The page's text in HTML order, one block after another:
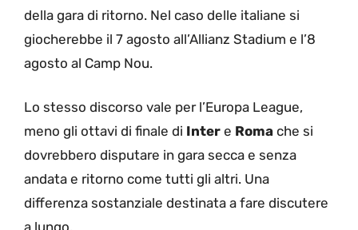
della gara di ritorno. Nel caso delle italiane si
giocherebbe il 7 agosto all’Allianz Stadium e l’8
agosto al Camp Nou.
Lo stesso discorso vale per l’Europa League,
meno gli ottavi di finale di Inter e Roma che si
dovrebbero disputare in gara secca e senza
andata e ritorno come tutti gli altri. Una
differenza sostanziale destinata a fare discutere